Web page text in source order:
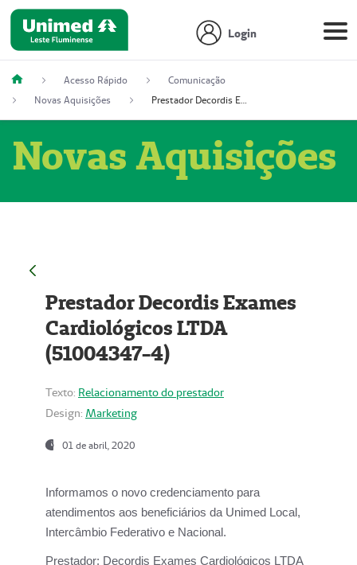
Login
Acesso Rápido
Comunicação
Novas Aquisições
Prestador Decordis Exames Cardiológicos LTDA (51004347-4)
Novas Aquisições
Prestador Decordis Exames
Cardiológicos LTDA
(51004347-4)
Texto: Relacionamento do prestador
Design: Marketing
01 de abril, 2020
Informamos o novo credenciamento para
atendimentos aos beneficiários da Unimed Local,
Intercâmbio Federativo e Nacional.
Prestador: Decordis Exames Cardiológicos LTDA